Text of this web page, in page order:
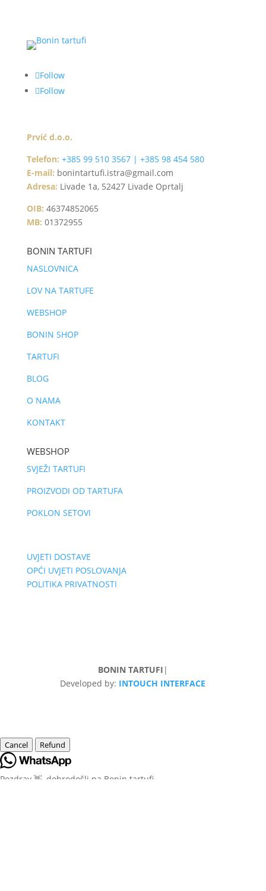
Follow
Follow
Prvić d.o.o.
Telefon: +385 99 510 3567 | +385 98 454 580
E-mail: bonintartufi.istra@gmail.com
Adresa: Livade 1a, 52427 Livade Oprtalj
OIB: 46374852065
MB: 01372955
BONIN TARTUFI
NASLOVNICA
LOV NA TARTUFE
WEBSHOP
BONIN SHOP
TARTUFI
BLOG
O NAMA
KONTAKT
WEBSHOP
SVJEŽI TARTUFI
PROIZVODI OD TARTUFA
POKLON SETOVI
UVJETI DOSTAVE
OPĆI UVJETI POSLOVANJA
POLITIKA PRIVATNOSTI
BONIN TARTUFI |
Developed by: INTOUCH INTERFACE
Cancel Refund
Pozdrav 👋, dobrodošli na Bonin tartufi